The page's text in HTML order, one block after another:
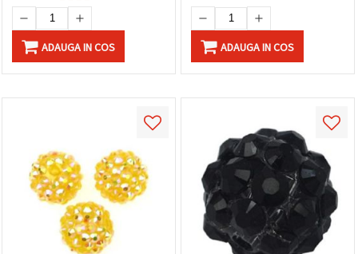
ADAUGA IN COS ADAUGA IN COS